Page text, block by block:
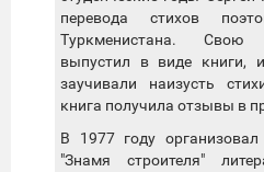
перевода стихов
Туркменистана. Свою
выпустил в виде книги,
заучивали наизусть
книга получила отзывы в
В 1977 году
"Знамя строителя"